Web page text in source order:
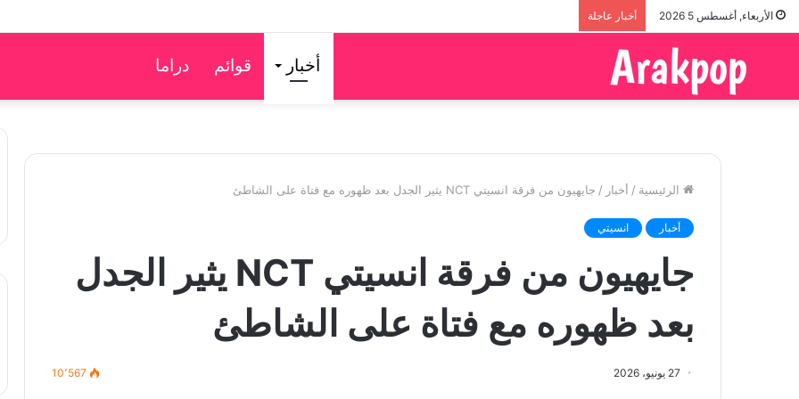
الأربعاء, أغسطس 5 2026 أخبار عاجلة
أخبار قوائم دراما
الرئيسية / أخبار / جايهيون من فرقة انسيتي NCT يثير الجدل بعد ظهوره مع فتاة على الشاطئ
أخبار انسيتي
جايهيون من فرقة انسيتي NCT يثير الجدل
بعد ظهوره مع فتاة على الشاطئ
27 يونيو، 2026 10٬567